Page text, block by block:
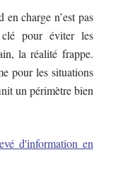
en charge n’est pas
pour éviter les
la réalité frappe.
pour les situations
un périmètre bien
d'information en